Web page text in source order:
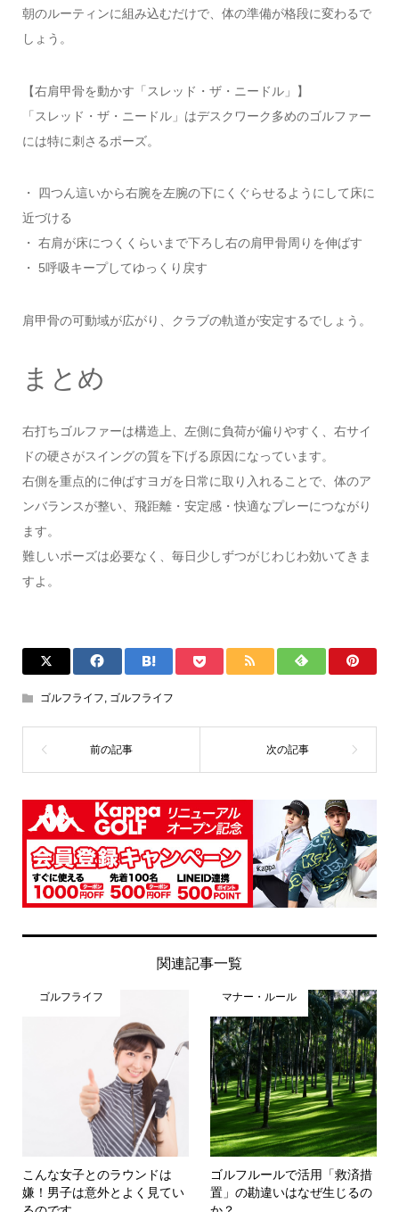
朝のルーティンに組み込むだけで、体の準備が格段に変わるで
しょう。
【右肩甲骨を動かす「スレッド・ザ・ニードル」】
「スレッド・ザ・ニードル」はデスクワーク多めのゴルファー
には特に刺さるポーズ。
・ 四つん這いから右腕を左腕の下にくぐらせるようにして床に
近づける
・ 右肩が床につくくらいまで下ろし右の肩甲骨周りを伸ばす
・ 5呼吸キープしてゆっくり戻す
肩甲骨の可動域が広がり、クラブの軌道が安定するでしょう。
まとめ
右打ちゴルファーは構造上、左側に負荷が偏りやすく、右サイ
ドの硬さがスイングの質を下げる原因になっています。
右側を重点的に伸ばすヨガを日常に取り入れることで、体のア
ンバランスが整い、飛距離・安定感・快適なプレーにつながり
ます。
難しいポーズは必要なく、毎日少しずつがじわじわ効いてきま
すよ。
ゴルフライフ ゴルフライフ
関連記事一覧
ゴルフライフ
こんな女子とのラウンドは
嫌！男子は意外とよく見てい
マナー・ルール
ゴルフルールで活用「救済措
置」の勘違いはなぜ生じるの